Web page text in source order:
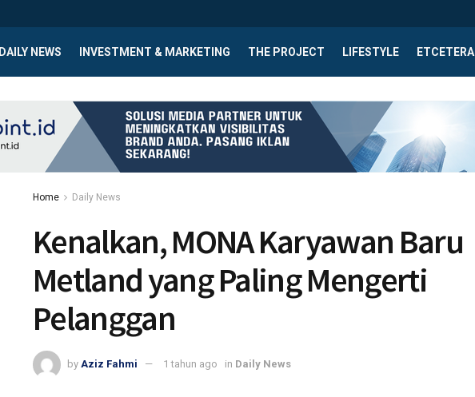
DAILY NEWS INVESTMENT & MARKETING THE PROJECT LIFESTYLE ETCETERA
Home Daily News
Kenalkan, MONA Karyawan Baru
Metland yang Paling Mengerti
Pelanggan
by Aziz Fahmi 1 tahun ago in Daily News